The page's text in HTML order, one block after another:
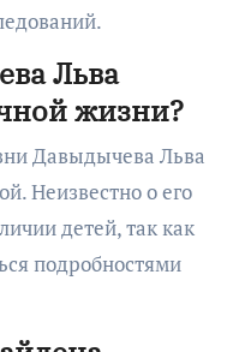
Льва
жизни?
Давыдычева Льва
Неизвестно о его
детей, так как
подробностями